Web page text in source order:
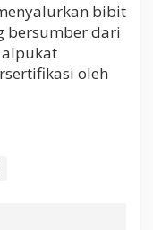
bibit
bersumber dari
alpukat
oleh